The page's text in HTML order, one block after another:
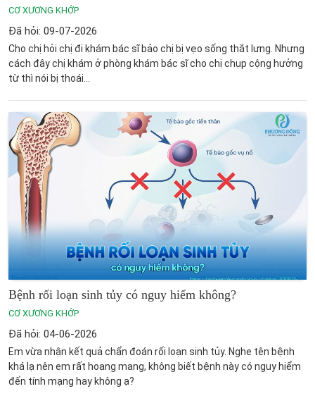
CƠ XƯƠNG KHỚP
Đã hỏi: 09-07-2026
Cho chị hỏi chị đi khám bác sĩ bảo chị bị vẹo sống thắt lưng. Nhưng
cách đây chị khám ở phòng khám bác sĩ cho chị chụp cộng hưởng
từ thì nói bị thoái...
Bệnh rối loạn sinh tủy có nguy hiểm không?
CƠ XƯƠNG KHỚP
Đã hỏi: 04-06-2026
Em vừa nhận kết quả chẩn đoán rối loạn sinh tủy. Nghe tên bệnh
khá lạ nên em rất hoang mang, không biết bệnh này có nguy hiểm
đến tính mạng hay không ạ?